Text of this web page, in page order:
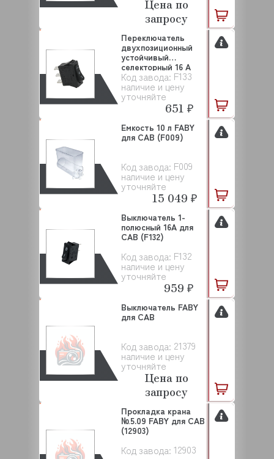
Цена по
запросу
Код завода: F133
наличие и цену
уточняйте
Переключатель
двухпозиционный
устойчивый
селекторный 16 A
250 В д...
651 ₽
Код завода: F009
наличие и цену
уточняйте
Емкость 10 л FABY
для CAB (F009)
15 049 ₽
Код завода: F132
наличие и цену
уточняйте
Выключатель 1-
полюсный 16А для
CAB (F132)
959 ₽
Код завода: 21379
наличие и цену
уточняйте
Выключатель FABY
для САВ
Цена по
запросу
Код завода: 12903
Прокладка крана
№5.09 FABY для CAB
(12903)